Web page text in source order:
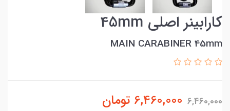
کارابینر اصلی 45mm
MAIN CARABINER 45mm
6,460,000
6,460,000 تومان